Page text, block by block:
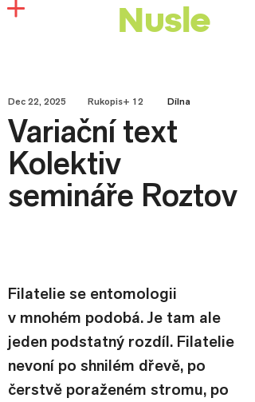
Nusle
Dec 22, 2025 Rukopis+ 12 Dílna
Variační text
Kolektiv
semináře Roztov
Filatelie se entomologii
v mnohém podobá. Je tam ale
jeden podstatný rozdíl. Filatelie
nevoní po shnilém dřevě, po
čerstvě poraženém stromu, po